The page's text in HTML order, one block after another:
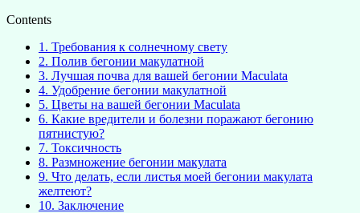
Contents
1. Требования к солнечному свету
2. Полив бегонии макулатной
3. Лучшая почва для вашей бегонии Maculata
4. Удобрение бегонии макулатной
5. Цветы на вашей бегонии Maculata
6. Какие вредители и болезни поражают бегонию
пятнистую?
7. Токсичность
8. Размножение бегонии макулата
9. Что делать, если листья моей бегонии макулата
желтеют?
10. Заключение